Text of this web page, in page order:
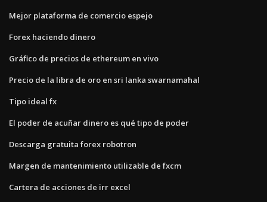
Mejor plataforma de comercio espejo
Forex haciendo dinero
Gráfico de precios de ethereum en vivo
Precio de la libra de oro en sri lanka swarnamahal
Tipo ideal fx
El poder de acuñar dinero es qué tipo de poder
Descarga gratuita forex robotron
Margen de mantenimiento utilizable de fxcm
Cartera de acciones de irr excel